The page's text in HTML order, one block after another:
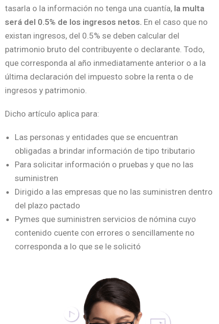
tasarla o la información no tenga una cuantía, la multa
será del 0.5% de los ingresos netos. En el caso que no
existan ingresos, del 0.5% se deben calcular del
patrimonio bruto del contribuyente o declarante. Todo,
que corresponda al año inmediatamente anterior o a la
última declaración del impuesto sobre la renta o de
ingresos y patrimonio.
Dicho artículo aplica para:
Las personas y entidades que se encuentran
obligadas a brindar información de tipo tributario
Para solicitar información o pruebas y que no las
suministren
Dirigido a las empresas que no las suministren dentro
del plazo pactado
Pymes que suministren servicios de nómina cuyo
contenido cuente con errores o sencillamente no
corresponda a lo que se le solicitó